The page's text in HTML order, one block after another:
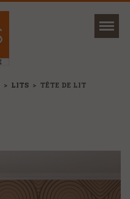
Ma sélection
> LITS > TÊTE DE LIT